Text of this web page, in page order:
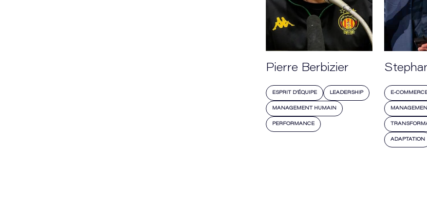
Pierre Berbizier
ESPRIT D’ÉQUIPE LEADERSHIP
MANAGEMENT HUMAIN
PERFORMANCE
E-
ADAPTATION